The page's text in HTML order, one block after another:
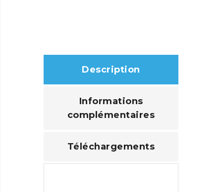
Description
Informations
complémentaires
Téléchargements